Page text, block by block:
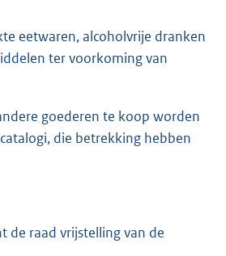
eetwaren, alcoholvrije dranken
ter voorkoming van
goederen te koop worden
die betrekking hebben
de raad vrijstelling van de